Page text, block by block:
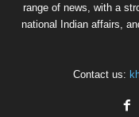
range of news, with a
national Indian affairs,
Contact us: